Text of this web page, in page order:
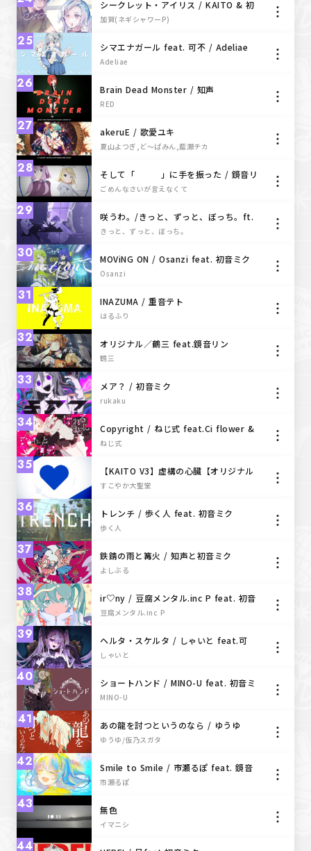
シークレット・アイリス / KAITO & 初
音ミク
加賀(ネギシャワーP)
25 シマエナガール feat. 可不 / Adeliae
Adeliae
26 Brain Dead Monster / 知声
RED
27 akeruE / 歌愛ユキ
夏山よつぎ,ど〜ぱみん,藍瀬チカ
28
そして「 」に手を振った / 鏡音リ
ン + 結月ゆかり - またごめんなさいが言
ごめんなさいが言えなくて
29
咲うわ。/きっと、ずっと、ぼっち。ft.
闇音レンリ
きっと、ずっと、ぼっち。
30
MOViNG ON / Osanzi feat. 初音ミク
× 鏡音リン
Osanzi
31 INAZUMA / 重音テト
はるふり
32 オリジナル／鶴三 feat.鏡音リン
鶴三
33 メア？ / 初音ミク
rukaku
34
Copyright / ねじ式 feat.Ci flower &
v flower
ねじ式
35
【KAITO V3】虚構の心臓【オリジナル
曲】
すこやか大聖堂
36 トレンチ / 歩く人 feat. 初音ミク
歩く人
37 鉄錆の雨と篝火 / 知声と初音ミク
よしぶる
38
ir♡ny / 豆腐メンタル.inc P feat. 初音
ミク
豆腐メンタル.inc P
39
ヘルタ・スケルタ / しゃいと feat.可
不・GUMI
しゃいと
40
ショートハンド / MINO-U feat. 初音ミ
ク
MINO-U
41
あの龍を討つというのなら / ゆうゆ
feat.鏡音リン
ゆうゆ/仮乃スガタ
42
Smile to Smile / 市瀬るぽ feat. 鏡音
リン
市瀬るぽ
43 無色
イマニシ
44